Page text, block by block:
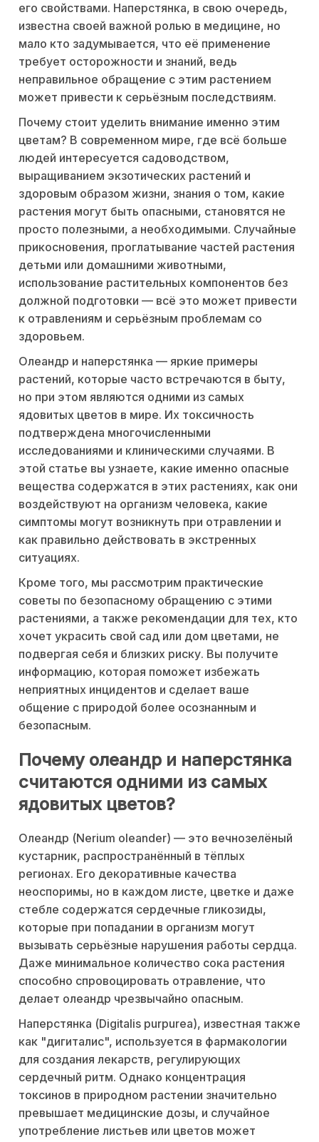
его свойствами. Наперстянка, в свою очередь,
известна своей важной ролью в медицине, но
мало кто задумывается, что её применение
требует осторожности и знаний, ведь
неправильное обращение с этим растением
может привести к серьёзным последствиям.
Почему стоит уделить внимание именно этим
цветам? В современном мире, где всё больше
людей интересуется садоводством,
выращиванием экзотических растений и
здоровым образом жизни, знания о том, какие
растения могут быть опасными, становятся не
просто полезными, а необходимыми. Случайные
прикосновения, проглатывание частей растения
детьми или домашними животными,
использование растительных компонентов без
должной подготовки — всё это может привести
к отравлениям и серьёзным проблемам со
здоровьем.
Олеандр и наперстянка — яркие примеры
растений, которые часто встречаются в быту,
но при этом являются одними из самых
ядовитых цветов в мире. Их токсичность
подтверждена многочисленными
исследованиями и клиническими случаями. В
этой статье вы узнаете, какие именно опасные
вещества содержатся в этих растениях, как они
воздействуют на организм человека, какие
симптомы могут возникнуть при отравлении и
как правильно действовать в экстренных
ситуациях.
Кроме того, мы рассмотрим практические
советы по безопасному обращению с этими
растениями, а также рекомендации для тех, кто
хочет украсить свой сад или дом цветами, не
подвергая себя и близких риску. Вы получите
информацию, которая поможет избежать
неприятных инцидентов и сделает ваше
общение с природой более осознанным и
безопасным.
Почему олеандр и наперстянка
считаются одними из самых
ядовитых цветов?
Олеандр (Nerium oleander) — это вечнозелёный
кустарник, распространённый в тёплых
регионах. Его декоративные качества
неоспоримы, но в каждом листе, цветке и даже
стебле содержатся сердечные гликозиды,
которые при попадании в организм могут
вызывать серьёзные нарушения работы сердца.
Даже минимальное количество сока растения
способно спровоцировать отравление, что
делает олеандр чрезвычайно опасным.
Наперстянка (Digitalis purpurea), известная также
как "дигиталис", используется в фармакологии
для создания лекарств, регулирующих
сердечный ритм. Однако концентрация
токсинов в природном растении значительно
превышает медицинские дозы, и случайное
употребление листьев или цветов может